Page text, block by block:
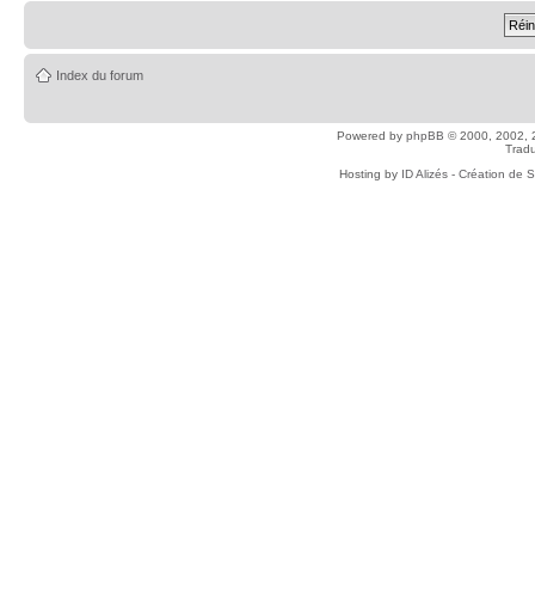
Index du forum
Powered by phpBB © 2000, 2002,
Hosting by ID Alizés - Création de